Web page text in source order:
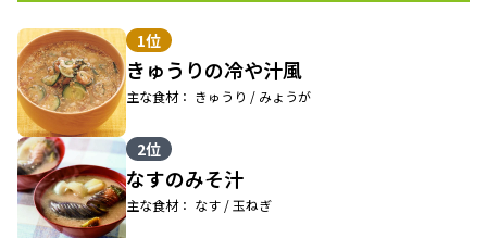
1位
きゅうりの冷や汁風
主な食材： きゅうり / みょうが
2位
なすのみそ汁
主な食材： なす / 玉ねぎ